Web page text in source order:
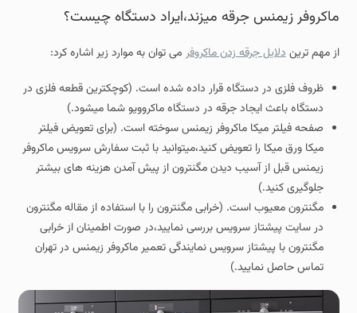
ماکروفر زیمنس جرقه میزند،ایراد دستگاه چیست؟
از مهم تریندلایل جرقه زدن ماکروفر می توان به موارد زیر اشاره کرد:
ظروف فلزی در دستگاه قرار داده شده است. (کوچکترین قطعه فلزی در
دستگاه باعث ایجاد جرقه در دستگاه ماکروویو شما میشود.)
صفحه فیلتر میکا ماکروفر زیمنس سوخته است. (برای تعویض فیلتر
میکا ورق میکا را تعویض کنید،میتوانید با ثبت سفارش سرویس ماکروفر
زیمنس قبل از آسیب دیدن مگنترون از پیش آمدن هزینه های بیشتر
جلوگیری کنید.)
مگنترون معیوب است. (خرابی مگنترون را با استفاده از مقاله مگنترون
در سایت پیشتاز سرویس بررسی نمایید،در صورت اطمینان از خرابی
مگنترون با پیشتاز سرویس نمایندگی تعمیر ماکروفر زیمنس در تهران
تماس حاصل نمایید.)